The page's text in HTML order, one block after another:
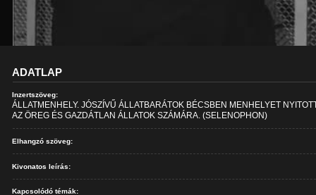
ADATLAP
Inzertszöveg:
ÁLLATMENHELY. JÓSZÍVŰ ÁLLATBARÁTOK BÉCSBEN MENHELYET
AZ ÖREG ÉS GAZDÁTLAN ÁLLATOK SZÁMÁRA. (SELENOPHON)
Elhangzó szöveg:
Kivonatos leírás:
Kapcsolódó témák: